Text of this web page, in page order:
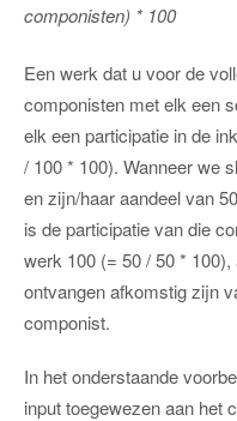
componisten) * 100
Een werk dat u voor de
componisten met elk een
elk een participatie in de
/ 100 * 100). Wanneer we
en zijn/haar aandeel van
is de participatie van die
werk 100 (= 50 / 50 *
ontvangen afkomstig zijn
componist.
In het onderstaande
input toegewezen aan het